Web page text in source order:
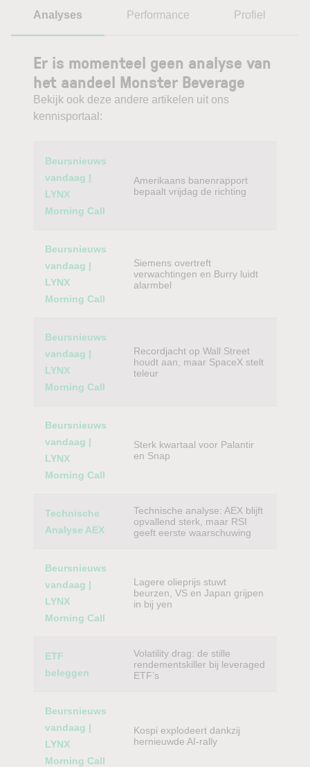
Analyses Performance Profiel
Er is momenteel geen analyse van
het aandeel Monster Beverage
Bekijk ook deze andere artikelen uit ons
kennisportaal:
Category
Beursnieuws
vandaag |
LYNX
Morning Call
Amerikaans banenrapport
bepaalt vrijdag de richting
Beursnieuws
vandaag |
LYNX
Morning Call
Siemens overtreft
verwachtingen en Burry luidt
alarmbel
Beursnieuws
vandaag |
LYNX
Morning Call
Recordjacht op Wall Street
houdt aan, maar SpaceX stelt
teleur
Beursnieuws
vandaag |
LYNX
Morning Call
Sterk kwartaal voor Palantir
en Snap
Technische
Analyse AEX
Technische analyse: AEX blijft
opvallend sterk, maar RSI
geeft eerste waarschuwing
Beursnieuws
vandaag |
LYNX
Morning Call
Lagere olieprijs stuwt
beurzen, VS en Japan grijpen
in bij yen
ETF
beleggen
Volatility drag: de stille
rendementskiller bij leveraged
ETF’s
Beursnieuws
vandaag |
LYNX
Morning Call
Kospi explodeert dankzij
hernieuwde AI-rally